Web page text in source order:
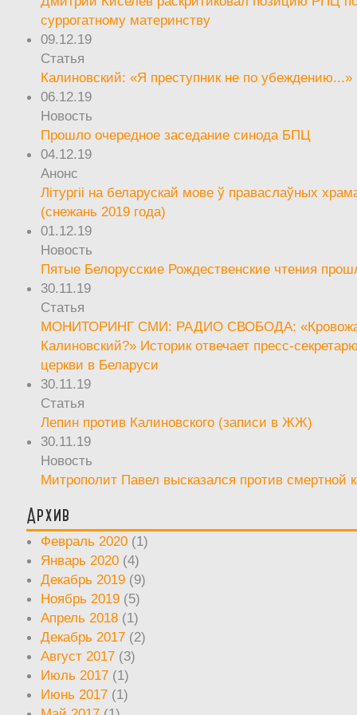
суррогатному материнству
09.12.19
Статья
Калиновский: «Я преступник не по убеждению...»
06.12.19
Новость
Прошло очередное заседание синода БПЦ
04.12.19
Анонс
Літургіі на беларускай мове ў праваслаўных
(снежань 2019 года)
01.12.19
Новость
Пятые Белорусские Рождественские чтения
30.11.19
Статья
МОНИТОРИНГ СМИ: РАДИО СВОБОДА:
Калиновский?» Историк отвечает пресс-
церкви в Беларуси
30.11.19
Статья
Лепин против Калиновского (записи в ЖЖ)
30.11.19
Новость
Митрополит Павел высказался против смертной
Архив
Февраль 2020 (1)
Январь 2020 (4)
Декабрь 2019 (9)
Ноябрь 2019 (5)
Апрель 2018 (1)
Декабрь 2017 (2)
Август 2017 (3)
Июль 2017 (1)
Июнь 2017 (1)